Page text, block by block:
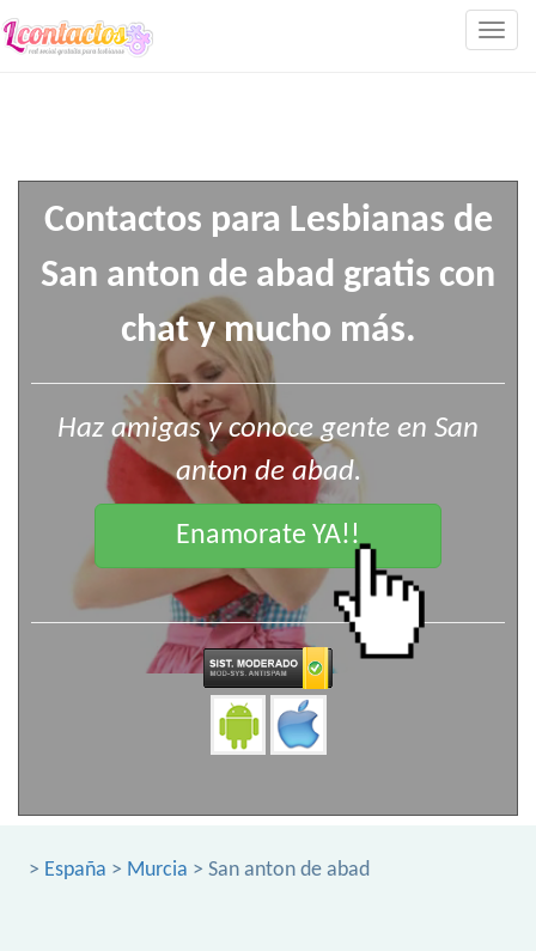
Contactos para Lesbianas de
San anton de abad gratis con
chat y mucho más.
Haz amigas y conoce gente en San
anton de abad.
Enamorate YA!!
> España > Murcia > San anton de abad